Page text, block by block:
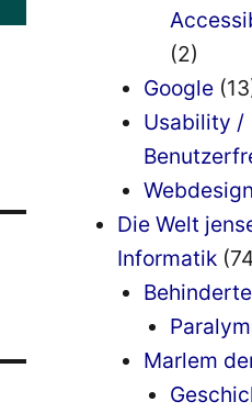
(2)
Google
Usability /
Webdesign
Die Welt
Informatik
Marlem